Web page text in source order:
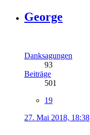
George
Danksagungen
93
Beiträge
501
19
27. Mai 2018, 18:38